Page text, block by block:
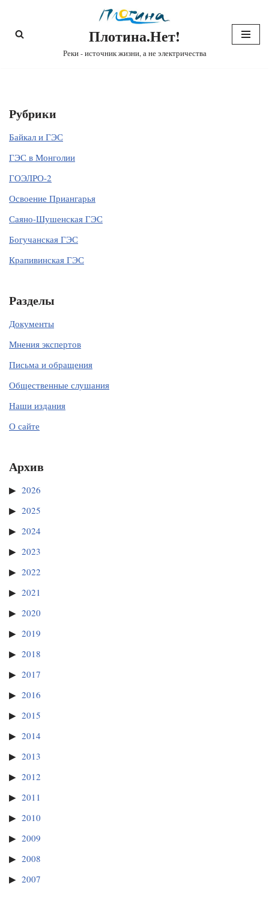
Перейти
Плотина.Нет!
Реки - источник жизни, а не электричества
Рубрики
Байкал и ГЭС
ГЭС в Монголии
ГОЭЛРО-2
Освоение Приангарья
Саяно-Шушенская ГЭС
Богучанская ГЭС
Крапивинская ГЭС
Разделы
Документы
Мнения экспертов
Письма и обращения
Общественные слушания
Наши издания
О сайте
Архив
2026
2025
2024
2023
2022
2021
2020
2019
2018
2017
2016
2015
2014
2013
2012
2011
2010
2009
2008
2007